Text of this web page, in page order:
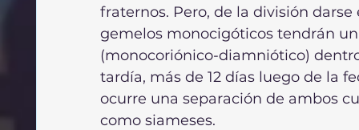
fraternos. Pero, de la división
gemelos monocigóticos tendrán
(monocoriónico-diamniótico)
tardía, más de 12 días luego de la
ocurre una separación de ambos
como siameses.